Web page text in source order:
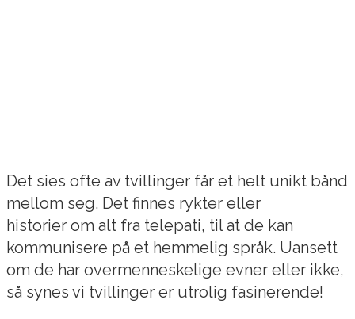
Det sies ofte av tvillinger får et helt unikt bånd
mellom seg. Det finnes rykter eller
historier om alt fra telepati, til at de kan
kommunisere på et hemmelig språk. Uansett
om de har overmenneskelige evner eller ikke,
så synes vi tvillinger er utrolig fasinerende!